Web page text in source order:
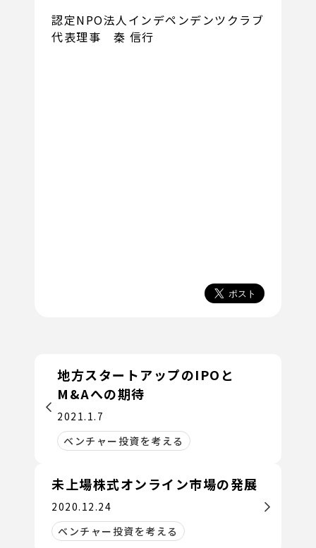
認定NPO法人インデペンデンツクラブ
代表理事 秦 信行
地方スタートアップのIPOと
M&Aへの期待
2021.1.7
ベンチャー投資を考える
未上場株式オンライン市場の発展
2020.12.24
ベンチャー投資を考える